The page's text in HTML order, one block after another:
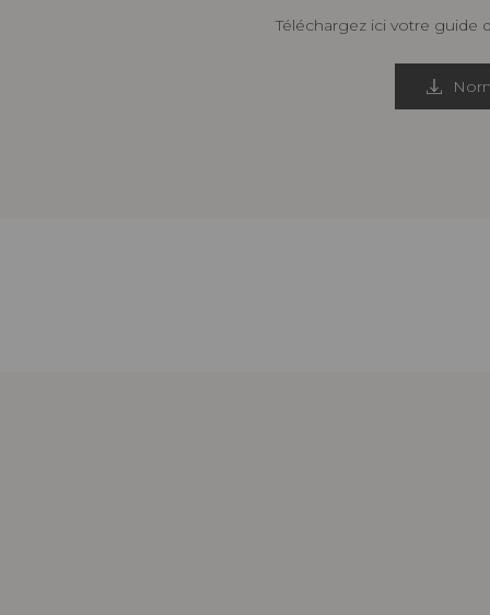
Téléchargez ici votre guide